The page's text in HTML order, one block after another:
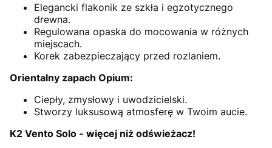
Elegancki flakonik ze szkła i egzotycznego
drewna.
Regulowana opaska do mocowania w różnych
miejscach.
Korek zabezpieczający przed rozlaniem.
Orientalny zapach Opium:
Ciepły, zmysłowy i uwodzicielski.
Stworzy luksusową atmosferę w Twoim aucie.
K2 Vento Solo - więcej niż odświeżacz!